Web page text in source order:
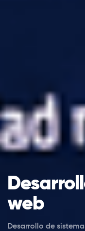
web
Desarrollo de